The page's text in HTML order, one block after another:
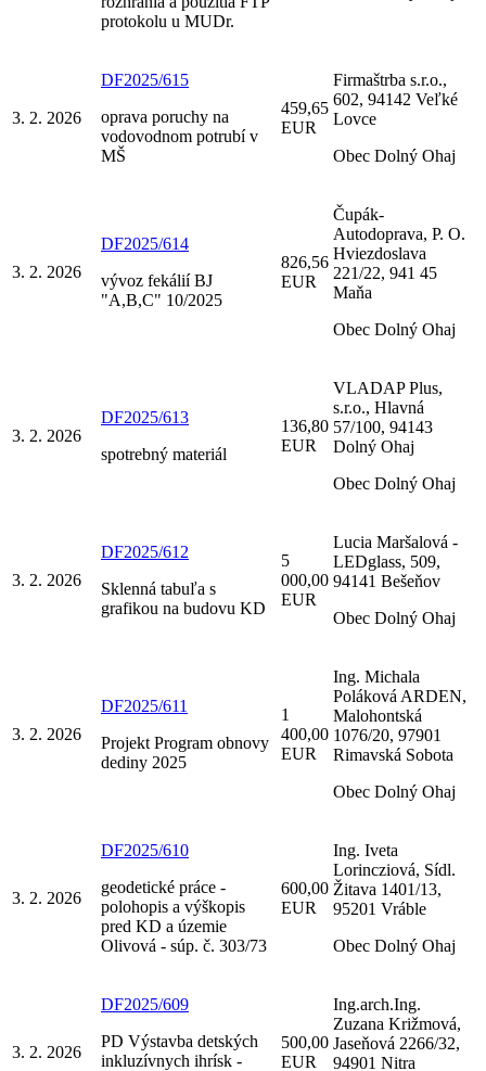
protokolu u MUDr.
3. 2. 2026
DF2025/615
oprava poruchy na
vodovodnom potrubí v
MŠ
459,65
EUR
Firmaštrba s.r.o.,
602, 94142 Veľké
Lovce
Obec Dolný Ohaj
3. 2. 2026
DF2025/614
vývoz fekálií BJ
"A,B,C" 10/2025
826,56
EUR
Čupák-
Autodoprava, P. O.
Hviezdoslava
221/22, 941 45
Maňa
Obec Dolný Ohaj
3. 2. 2026
DF2025/613
spotrebný materiál
136,80
EUR
VLADAP Plus,
s.r.o., Hlavná
57/100, 94143
Dolný Ohaj
Obec Dolný Ohaj
3. 2. 2026
DF2025/612
Sklenná tabuľa s
grafikou na budovu KD
5
000,00
EUR
Lucia Maršalová -
LEDglass, 509,
94141 Bešeňov
Obec Dolný Ohaj
3. 2. 2026
DF2025/611
Projekt Program obnovy
dediny 2025
1
400,00
EUR
Ing. Michala
Poláková ARDEN,
Malohontská
1076/20, 97901
Rimavská Sobota
Obec Dolný Ohaj
3. 2. 2026
DF2025/610
geodetické práce -
polohopis a výškopis
pred KD a územie
Olivová - súp. č. 303/73
600,00
EUR
Ing. Iveta
Lorincziová, Sídl.
Žitava 1401/13,
95201 Vráble
Obec Dolný Ohaj
3. 2. 2026
DF2025/609
PD Výstavba detských
inkluzívnych ihrísk -
500,00
EUR
Ing.arch.Ing.
Zuzana Križmová,
Jaseňová 2266/32,
94901 Nitra